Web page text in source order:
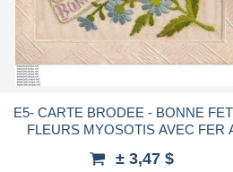
E5- CARTE BRODEE - BONNE FETE -
FLEURS MYOSOTIS AVEC FER
± 3,47 $